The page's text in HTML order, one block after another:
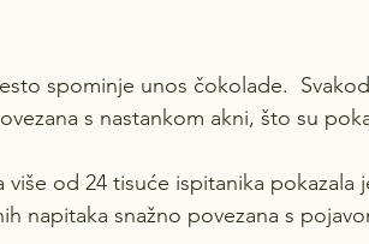
spominje unos čokolade.
s nastankom akni, što su
od 24 tisuće ispitanika pokazala
napitaka snažno povezana s